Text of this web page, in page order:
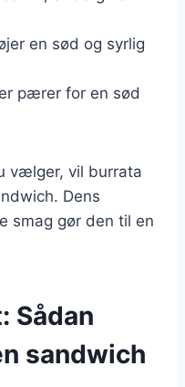
en sød og syrlig
pærer for en sød
vælger, vil burrata
Dens
smag gør den til en
Sådan
sandwich